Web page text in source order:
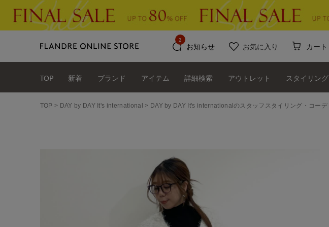
お知らせ
2
お気に入り カート
TOP 新着 ブランド アイテム 詳細検索 アウトレット スタイリング
TOP DAY by DAY It's international DAY by DAY It's internationalのスタッフスタイリング・コーデ